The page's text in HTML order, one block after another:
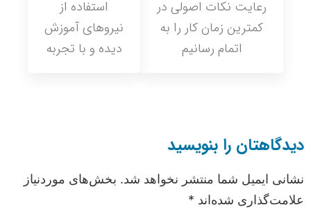
رعایت نکات اصولی در
کمترین زمان کار را به
اتمام رسانیم
استفاده از
نیروهای آموزش
دیده و با تجربه
دیدگاهتان را بنویسید
نشانی ایمیل شما منتشر نخواهد شد. بخش‌های موردنیاز
علامت‌گذاری شده‌اند *